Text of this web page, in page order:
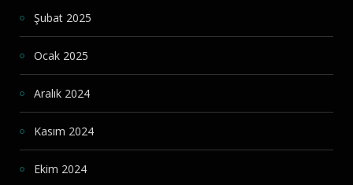
Şubat 2025
Ocak 2025
Aralık 2024
Kasım 2024
Ekim 2024